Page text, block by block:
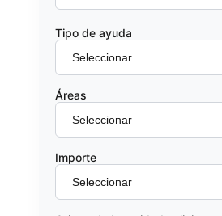
Tipo de ayuda
Áreas
Importe